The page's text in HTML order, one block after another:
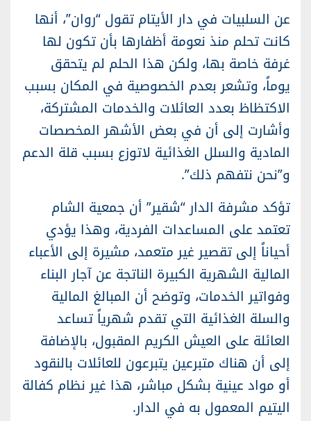
عن السلبيات في دار الأيتام تقول “روان”، أنها
كانت تحلم منذ نعومة أظفارها بأن تكون لها
غرفة خاصة بها، ولكن هذا الحلم لم يتحقق
يوماً، وتشعر بعدم الخصوصية في المكان بسبب
الاكتظاظ بعدد العائلات والخدمات المشتركة،
وأشارت إلى أن في بعض الأشهر المخصصات
المادية والسلل الغذائية لاتوزع بسبب قلة الدعم
و”نحن نتفهم ذلك”.
تؤكد مشرفة الدار “شقير” أن جمعية الشام
تعتمد على المساعدات الفردية، وهذا يؤدي
أحياناً إلى تقصير غير متعمد، مشيرة إلى الأعباء
المالية الشهرية الكبيرة الناتجة عن آجار البناء
وفواتير الخدمات، وتوضح أن المبالغ المالية
والسلة الغذائية التي تقدم شهرياً تساعد
العائلة على العيش الكريم المقبول، بالإضافة
إلى أن هناك متبرعين يتبرعون للعائلات بالنقود
أو مواد عينية بشكل مباشر، هذا غير نظام كفالة
اليتيم المعمول به في الدار.